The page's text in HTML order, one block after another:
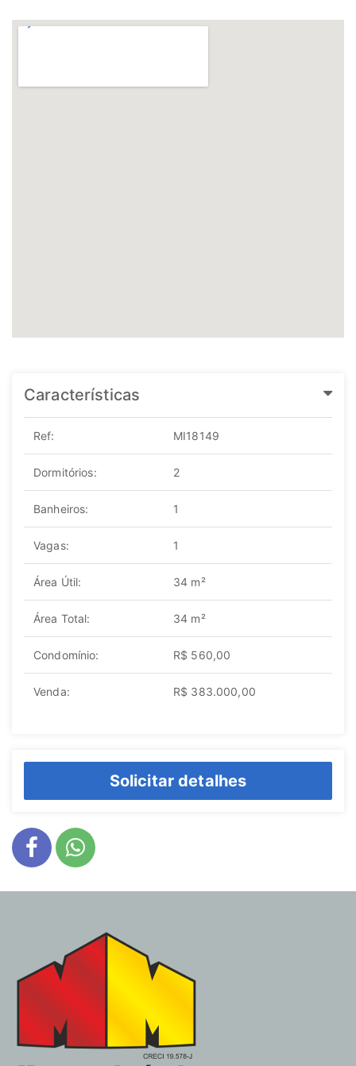
Características
Ref: MI18149
Dormitórios: 2
Banheiros: 1
Vagas: 1
Área Útil: 34 m²
Área Total: 34 m²
Condomínio: R$ 560,00
Venda: R$ 383.000,00
Solicitar detalhes